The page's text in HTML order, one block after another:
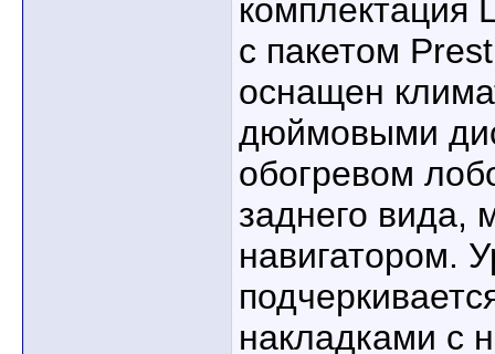
комплектация
с пакетом
оснащен
дюймовыми
обогревом
заднего вида,
навигатором.
накладками с